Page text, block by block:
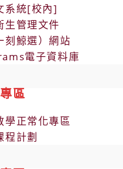
系統[校內]
生管理文件
刻鯨選）網站
電子資料庫
區
學正常化專區
程計劃